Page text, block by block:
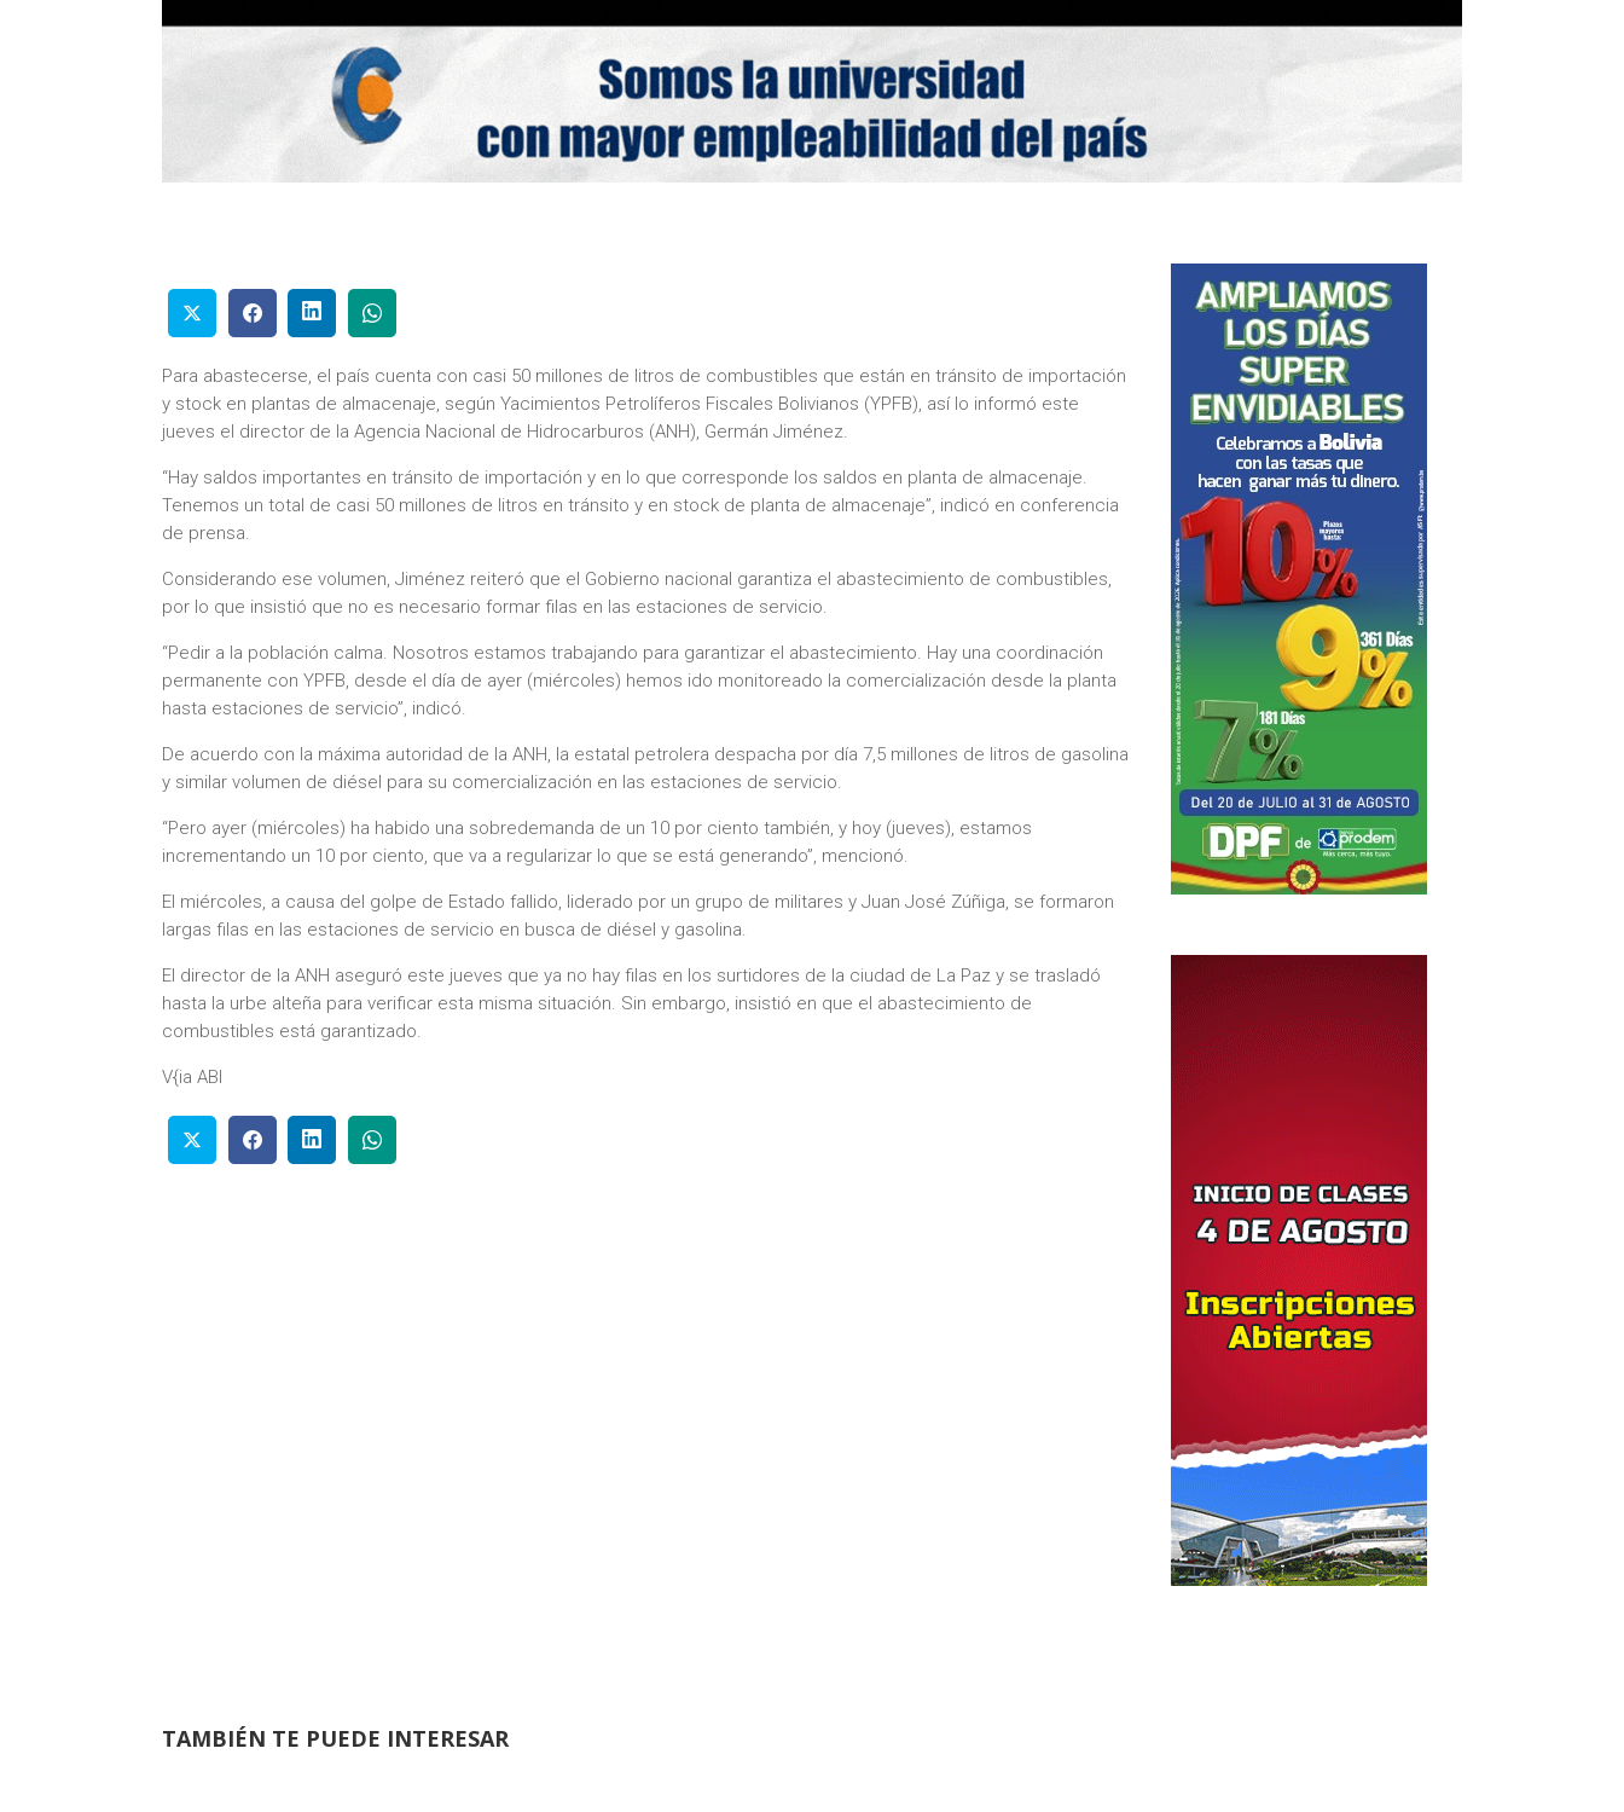
Para abastecerse, el país cuenta con casi 50 millones de litros de combustibles que están en tránsito de importación
y stock en plantas de almacenaje, según Yacimientos Petrolíferos Fiscales Bolivianos (YPFB), así lo informó este
jueves el director de la Agencia Nacional de Hidrocarburos (ANH), Germán Jiménez.
“Hay saldos importantes en tránsito de importación y en lo que corresponde los saldos en planta de almacenaje.
Tenemos un total de casi 50 millones de litros en tránsito y en stock de planta de almacenaje”, indicó en conferencia
de prensa.
Considerando ese volumen, Jiménez reiteró que el Gobierno nacional garantiza el abastecimiento de combustibles,
por lo que insistió que no es necesario formar filas en las estaciones de servicio.
“Pedir a la población calma. Nosotros estamos trabajando para garantizar el abastecimiento. Hay una coordinación
permanente con YPFB, desde el día de ayer (miércoles) hemos ido monitoreado la comercialización desde la planta
hasta estaciones de servicio”, indicó.
De acuerdo con la máxima autoridad de la ANH, la estatal petrolera despacha por día 7,5 millones de litros de gasolina
y similar volumen de diésel para su comercialización en las estaciones de servicio.
“Pero ayer (miércoles) ha habido una sobredemanda de un 10 por ciento también, y hoy (jueves), estamos
incrementando un 10 por ciento, que va a regularizar lo que se está generando”, mencionó.
El miércoles, a causa del golpe de Estado fallido, liderado por un grupo de militares y Juan José Zúñiga, se formaron
largas filas en las estaciones de servicio en busca de diésel y gasolina.
El director de la ANH aseguró este jueves que ya no hay filas en los surtidores de la ciudad de La Paz y se trasladó
hasta la urbe alteña para verificar esta misma situación. Sin embargo, insistió en que el abastecimiento de
combustibles está garantizado.
V{ia ABI
TAMBIÉN TE PUEDE INTERESAR